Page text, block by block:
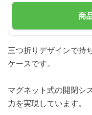
商
三つ折りデザインで持
ケースです。
マグネット式の開閉シ
力を実現しています。